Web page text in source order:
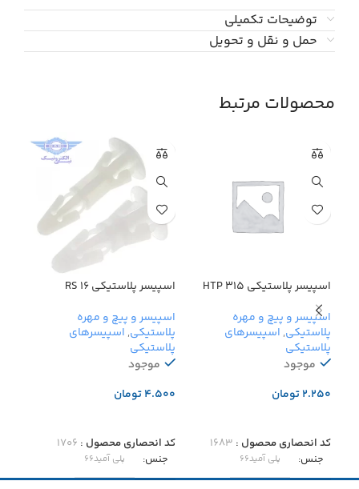
توضیحات تکمیلی
حمل و نقل و تحویل
محصولات مرتبط
اسپیسر پلاستیکی HTP 315
اسپیسر و پیچ و مهره
پلاستیکی, اسپیسرهای
پلاستیکی
موجود
تومان
کد انحصاری محصول : ۱۶۸۳
جنس
پلی آمید۶۶
اسپیسر پلاستیکی RS 16
اسپیسر و پیچ و مهره
پلاستیکی, اسپیسرهای
پلاستیکی
موجود
تومان
کد انحصاری محصول : ۱۷۰۶
جنس
پلی آمید۶۶